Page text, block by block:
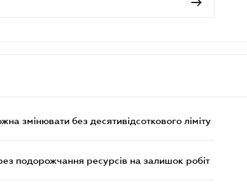
змінювати без десятивідсоткового ліміту
подорожчання ресурсів на залишок робіт